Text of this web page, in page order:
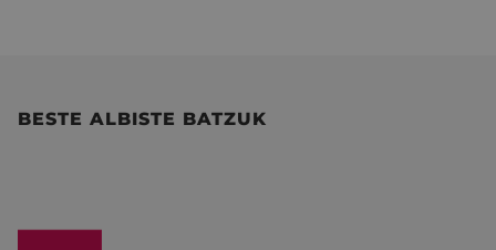
BESTE ALBISTE BATZUK